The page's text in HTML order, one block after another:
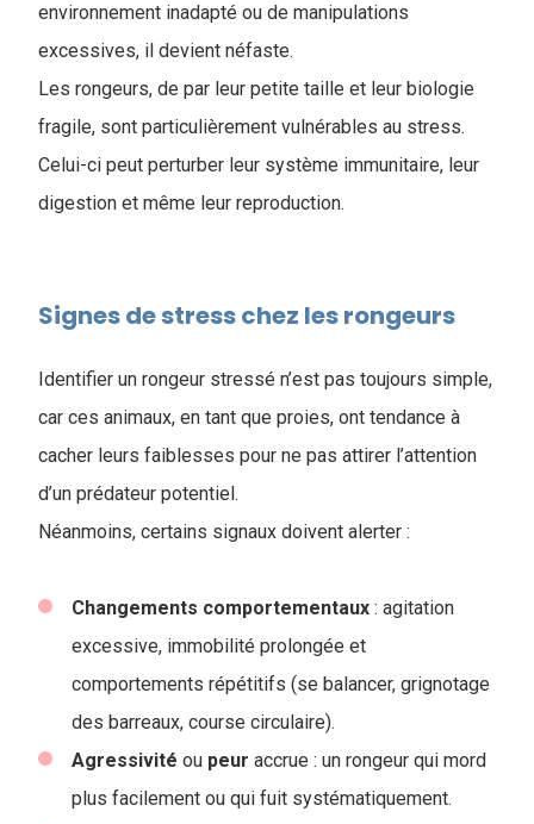
environnement inadapté ou de manipulations
excessives, il devient néfaste.
Les rongeurs, de par leur petite taille et leur biologie
fragile, sont particulièrement vulnérables au stress.
Celui-ci peut perturber leur système immunitaire, leur
digestion et même leur reproduction.
Signes de stress chez les rongeurs
Identifier un rongeur stressé n’est pas toujours simple,
car ces animaux, en tant que proies, ont tendance à
cacher leurs faiblesses pour ne pas attirer l’attention
d’un prédateur potentiel.
Néanmoins, certains signaux doivent alerter :
Changements comportementaux : agitation
excessive, immobilité prolongée et
comportements répétitifs (se balancer, grignotage
des barreaux, course circulaire).
Agressivité ou peur accrue : un rongeur qui mord
plus facilement ou qui fuit systématiquement.